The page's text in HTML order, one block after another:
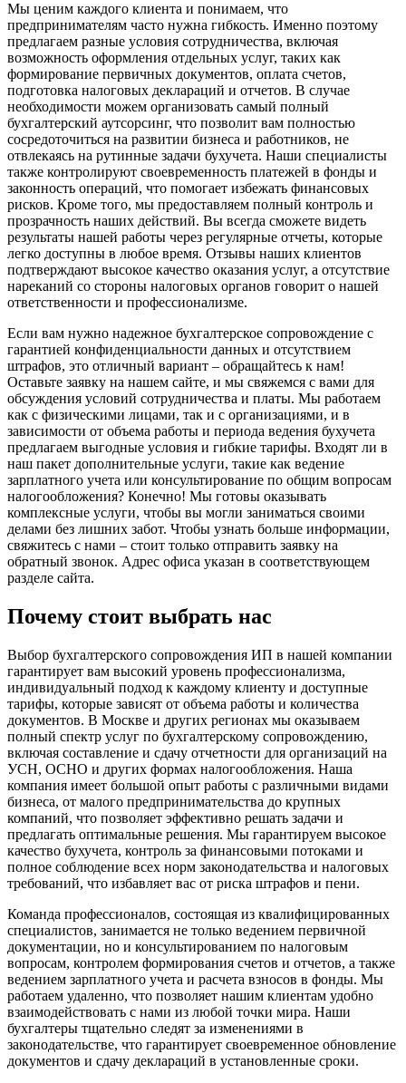
Мы ценим каждого клиента и понимаем, что
предпринимателям часто нужна гибкость. Именно поэтому
предлагаем разные условия сотрудничества, включая
возможность оформления отдельных услуг, таких как
формирование первичных документов, оплата счетов,
подготовка налоговых деклараций и отчетов. В случае
необходимости можем организовать самый полный
бухгалтерский аутсорсинг, что позволит вам полностью
сосредоточиться на развитии бизнеса и работников, не
отвлекаясь на рутинные задачи бухучета. Наши специалисты
также контролируют своевременность платежей в фонды и
законность операций, что помогает избежать финансовых
рисков. Кроме того, мы предоставляем полный контроль и
прозрачность наших действий. Вы всегда сможете видеть
результаты нашей работы через регулярные отчеты, которые
легко доступны в любое время. Отзывы наших клиентов
подтверждают высокое качество оказания услуг, а отсутствие
нареканий со стороны налоговых органов говорит о нашей
ответственности и профессионализме.
Если вам нужно надежное бухгалтерское сопровождение с
гарантией конфиденциальности данных и отсутствием
штрафов, это отличный вариант – обращайтесь к нам!
Оставьте заявку на нашем сайте, и мы свяжемся с вами для
обсуждения условий сотрудничества и платы. Мы работаем
как с физическими лицами, так и с организациями, и в
зависимости от объема работы и периода ведения бухучета
предлагаем выгодные условия и гибкие тарифы. Входят ли в
наш пакет дополнительные услуги, такие как ведение
зарплатного учета или консультирование по общим вопросам
налогообложения? Конечно! Мы готовы оказывать
комплексные услуги, чтобы вы могли заниматься своими
делами без лишних забот. Чтобы узнать больше информации,
свяжитесь с нами – стоит только отправить заявку на
обратный звонок. Адрес офиса указан в соответствующем
разделе сайта.
Почему стоит выбрать нас
Выбор бухгалтерского сопровождения ИП в нашей компании
гарантирует вам высокий уровень профессионализма,
индивидуальный подход к каждому клиенту и доступные
тарифы, которые зависят от объема работы и количества
документов. В Москве и других регионах мы оказываем
полный спектр услуг по бухгалтерскому сопровождению,
включая составление и сдачу отчетности для организаций на
УСН, ОСНО и других формах налогообложения. Наша
компания имеет большой опыт работы с различными видами
бизнеса, от малого предпринимательства до крупных
компаний, что позволяет эффективно решать задачи и
предлагать оптимальные решения. Мы гарантируем высокое
качество бухучета, контроль за финансовыми потоками и
полное соблюдение всех норм законодательства и налоговых
требований, что избавляет вас от риска штрафов и пени.
Команда профессионалов, состоящая из квалифицированных
специалистов, занимается не только ведением первичной
документации, но и консультированием по налоговым
вопросам, контролем формирования счетов и отчетов, а также
ведением зарплатного учета и расчета взносов в фонды. Мы
работаем удаленно, что позволяет нашим клиентам удобно
взаимодействовать с нами из любой точки мира. Наши
бухгалтеры тщательно следят за изменениями в
законодательстве, что гарантирует своевременное обновление
документов и сдачу деклараций в установленные сроки.